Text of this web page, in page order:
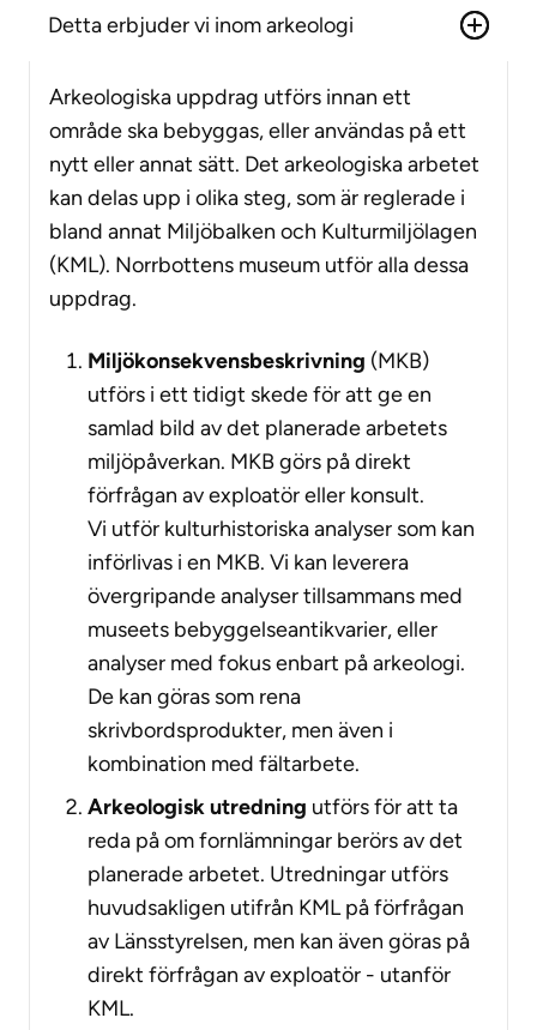
Detta erbjuder vi inom arkeologi
Arkeologiska uppdrag utförs innan ett
område ska bebyggas, eller användas på ett
nytt eller annat sätt. Det arkeologiska arbetet
kan delas upp i olika steg, som är reglerade i
bland annat Miljöbalken och Kulturmiljölagen
(KML). Norrbottens museum utför alla dessa
uppdrag.
Miljökonsekvensbeskrivning (MKB)
utförs i ett tidigt skede för att ge en
samlad bild av det planerade arbetets
miljöpåverkan. MKB görs på direkt
förfrågan av exploatör eller konsult.
Vi utför kulturhistoriska analyser som kan
införlivas i en MKB. Vi kan leverera
övergripande analyser tillsammans med
museets bebyggelseantikvarier, eller
analyser med fokus enbart på arkeologi.
De kan göras som rena
skrivbordsprodukter, men även i
kombination med fältarbete.
Arkeologisk utredning utförs för att ta
reda på om fornlämningar berörs av det
planerade arbetet. Utredningar utförs
huvudsakligen utifrån KML på förfrågan
av Länsstyrelsen, men kan även göras på
direkt förfrågan av exploatör - utanför
KML.